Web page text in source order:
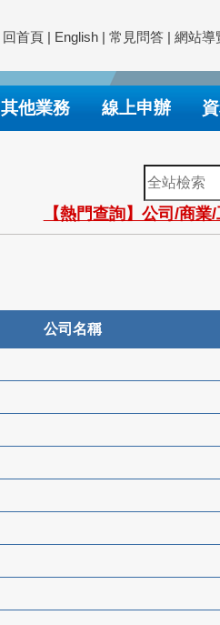
回首頁 | English | 常見問答 | 網站導
其他業務 線上申辦
全
站
檢
索
【熱門查詢】公司/商
公司名稱